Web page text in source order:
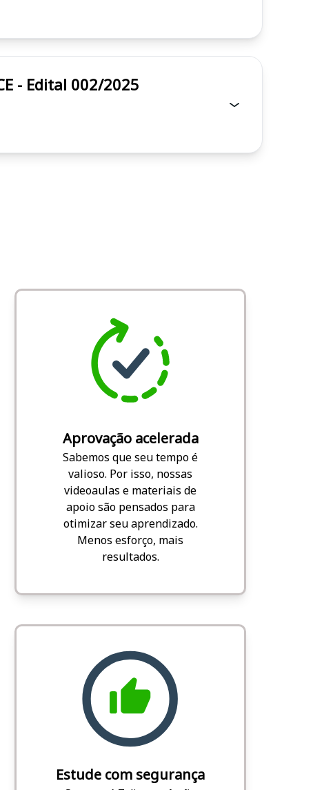
/ CE - Edital 002/2025
Aprovação acelerada
Sabemos que seu tempo é
valioso. Por isso, nossas
videoaulas e materiais de
apoio são pensados para
otimizar seu aprendizado.
Menos esforço, mais
resultados.
Estude com segurança